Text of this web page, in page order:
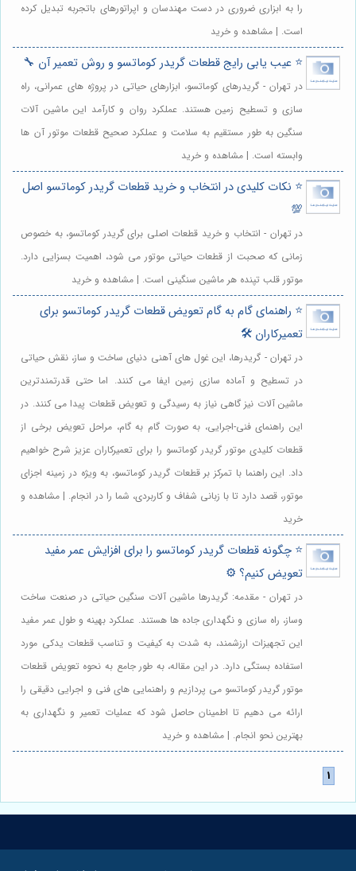
را به ابزاری ضروری در دست مهندسان و اپراتورهای باتجربه تبدیل کرده
است. | مشاهده و خرید
⭐️ عیب یابی رایج قطعات گریدر کوماتسو و روش تعمیر آن 🔧
در تهران - گریدرهای کوماتسو، ابزارهای حیاتی در پروژه های عمرانی، راه
سازی و تسطیح زمین هستند. عملکرد روان و کارآمد این ماشین آلات
سنگین به طور مستقیم به سلامت و عملکرد صحیح قطعات موتور آن ها
وابسته است. | مشاهده و خرید
⭐️ نکات کلیدی در انتخاب و خرید قطعات گریدر کوماتسو اصل
💯
در تهران - انتخاب و خرید قطعات اصلی برای گریدر کوماتسو، به خصوص
زمانی که صحبت از قطعات حیاتی موتور می شود، اهمیت بسزایی دارد.
موتور قلب تپنده هر ماشین سنگینی است. | مشاهده و خرید
⭐️ راهنمای گام به گام تعویض قطعات گریدر کوماتسو برای
تعمیرکاران 🛠️
در تهران - گریدرها، این غول های آهنی دنیای ساخت و ساز، نقش حیاتی
در تسطیح و آماده سازی زمین ایفا می کنند. اما حتی قدرتمندترین
ماشین آلات نیز گاهی نیاز به رسیدگی و تعویض قطعات پیدا می کنند. در
این راهنمای فنی-اجرایی، به صورت گام به گام، مراحل تعویض برخی از
قطعات کلیدی موتور گریدر کوماتسو را برای تعمیرکاران عزیز شرح خواهیم
داد. این راهنما با تمرکز بر قطعات گریدر کوماتسو، به ویژه در زمینه اجزای
موتور، قصد دارد تا با زبانی شفاف و کاربردی، شما را در انجام. | مشاهده و
خرید
⭐️ چگونه قطعات گریدر کوماتسو را برای افزایش عمر مفید
تعویض کنیم؟ ⚙️
در تهران - مقدمه: گریدرها ماشین آلات سنگین حیاتی در صنعت ساخت
وساز، راه سازی و نگهداری جاده ها هستند. عملکرد بهینه و طول عمر مفید
این تجهیزات ارزشمند، به شدت به کیفیت و تناسب قطعات یدکی مورد
استفاده بستگی دارد. در این مقاله، به طور جامع به نحوه تعویض قطعات
موتور گریدر کوماتسو می پردازیم و راهنمایی های فنی و اجرایی دقیقی را
ارائه می دهیم تا اطمینان حاصل شود که عملیات تعمیر و نگهداری به
بهترین نحو انجام. | مشاهده و خرید